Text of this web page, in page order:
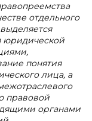
отдельного
юридической
понятия
лица, а
правовой
органами